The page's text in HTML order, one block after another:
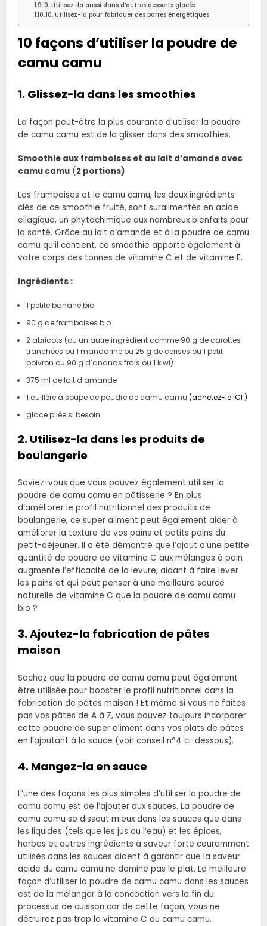
9. Utilisez-la aussi dans d’autres desserts glacés
10. Utilisez-la pour fabriquer des barres énergétiques
10 façons d’utiliser la poudre de
camu camu
1. Glissez-la dans les smoothies
La façon peut-être la plus courante d’utiliser la poudre
de camu camu est de la glisser dans des smoothies.
Smoothie aux framboises et au lait d’amande avec
camu camu (2 portions)
Les framboises et le camu camu, les deux ingrédients
clés de ce smoothie fruité, sont suralimentés en acide
ellagique, un phytochimique aux nombreux bienfaits pour
la santé. Grâce au lait d’amande et à la poudre de camu
camu qu’il contient, ce smoothie apporte également à
votre corps des tonnes de vitamine C et de vitamine E.
Ingrédients :
1 petite banane bio
90 g de framboises bio
2 abricots (ou un autre ingrédient comme 90 g de carottes
tranchées ou 1 mandarine ou 25 g de cerises ou 1 petit
poivron ou 90 g d’ananas frais ou 1 kiwi)
375 ml de lait d’amande
1 cuillère à soupe de poudre de camu camu (achetez-le ICI )
glace pilée si besoin
2. Utilisez-la dans les produits de
boulangerie
Saviez-vous que vous pouvez également utiliser la
poudre de camu camu en pâtisserie ? En plus
d’améliorer le profil nutritionnel des produits de
boulangerie, ce super aliment peut également aider à
améliorer la texture de vos pains et petits pains du
petit-déjeuner. Il a été démontré que l’ajout d’une petite
quantité de poudre de vitamine C aux mélanges à pain
augmente l’efficacité de la levure, aidant à faire lever
les pains et qui peut penser à une meilleure source
naturelle de vitamine C que la poudre de camu camu
bio ?
3. Ajoutez-la fabrication de pâtes
maison
Sachez que la poudre de camu camu peut également
être utilisée pour booster le profil nutritionnel dans la
fabrication de pâtes maison ! Et même si vous ne faites
pas vos pâtes de A à Z, vous pouvez toujours incorporer
cette poudre de super aliment dans vos plats de pâtes
en l’ajoutant à la sauce (voir conseil n°4 ci-dessous).
4. Mangez-la en sauce
L’une des façons les plus simples d’utiliser la poudre de
camu camu est de l’ajouter aux sauces. La poudre de
camu camu se dissout mieux dans les sauces que dans
les liquides (tels que les jus ou l’eau) et les épices,
herbes et autres ingrédients à saveur forte couramment
utilisés dans les sauces aident à garantir que la saveur
acide du camu camu ne domine pas le plat. La meilleure
façon d’utiliser la poudre de camu camu dans les sauces
est de la mélanger à la concoction vers la fin du
processus de cuisson car de cette façon, vous ne
détruirez pas trop la vitamine C du camu camu.